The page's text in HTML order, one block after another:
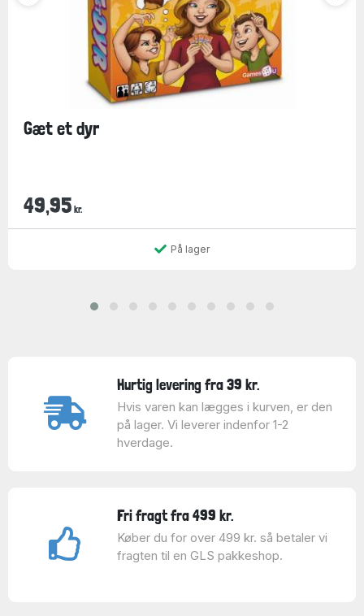
Gæt et dyr
49,95 kr.
På lager
Hurtig levering fra 39 kr.
Hvis varen kan lægges i kurven, er den
på lager. Vi leverer indenfor 1-2
hverdage.
Fri fragt fra 499 kr.
Køber du for over 499 kr. så betaler vi
fragten til en GLS pakkeshop.